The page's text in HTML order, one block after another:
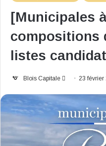
[Municipales
compositions
listes
Blois Capitale
Envoyer23 février